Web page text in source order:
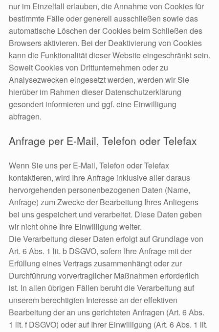
nur im Einzelfall erlauben, die Annahme von Cookies für
bestimmte Fälle oder generell ausschließen sowie das
automatische Löschen der Cookies beim Schließen des
Browsers aktivieren. Bei der Deaktivierung von Cookies
kann die Funktionalität dieser Website eingeschränkt sein.
Soweit Cookies von Drittunternehmen oder zu
Analysezwecken eingesetzt werden, werden wir Sie
hierüber im Rahmen dieser Datenschutzerklärung
gesondert informieren und ggf. eine Einwilligung
abfragen.
Anfrage per E-Mail, Telefon oder Telefax
Wenn Sie uns per E-Mail, Telefon oder Telefax
kontaktieren, wird Ihre Anfrage inklusive aller daraus
hervorgehenden personenbezogenen Daten (Name,
Anfrage) zum Zwecke der Bearbeitung Ihres Anliegens
bei uns gespeichert und verarbeitet. Diese Daten geben
wir nicht ohne Ihre Einwilligung weiter.
Die Verarbeitung dieser Daten erfolgt auf Grundlage von
Art. 6 Abs. 1 lit. b DSGVO, sofern Ihre Anfrage mit der
Erfüllung eines Vertrags zusammenhängt oder zur
Durchführung vorvertraglicher Maßnahmen erforderlich
ist. In allen übrigen Fällen beruht die Verarbeitung auf
unserem berechtigten Interesse an der effektiven
Bearbeitung der an uns gerichteten Anfragen (Art. 6 Abs.
1 lit. f DSGVO) oder auf Ihrer Einwilligung (Art. 6 Abs. 1 lit.